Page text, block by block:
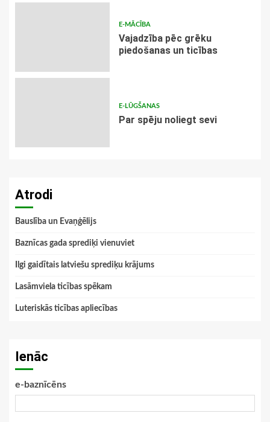
E-MĀCĪBA
Vajadzība pēc grēku
piedošanas un ticības
E-LŪGŠANAS
Par spēju noliegt sevi
Atrodi
Bauslība un Evaņģēlijs
Baznīcas gada sprediķi vienuviet
Ilgi gaidītais latviešu sprediķu krājums
Lasāmviela ticības spēkam
Luteriskās ticības apliecības
Ienāc
e-baznīcēns